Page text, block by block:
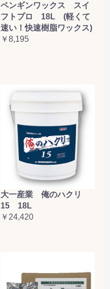
ペンギンワックス スイ
フトプロ 18L (軽くて
速い！快速樹脂ワックス)
￥8,195
大一産業 俺のハクリ
15 18L
￥24,420